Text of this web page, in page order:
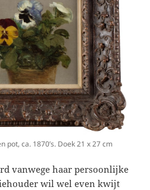
pot, ca. 1870’s. Doek 21 x 27 cm
vanwege haar persoonlijke
wil wel even kwijt